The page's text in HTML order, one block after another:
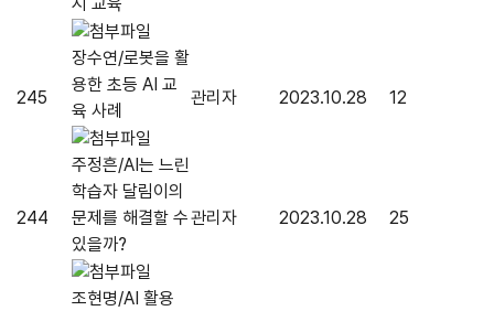
시 교육
245
장수연/로봇을 활
용한 초등 AI 교
육 사례
관리자 2023.10.28 12
244
주정흔/AI는 느린
학습자 달림이의
문제를 해결할 수
있을까?
관리자 2023.10.28 25
조현명/AI 활용